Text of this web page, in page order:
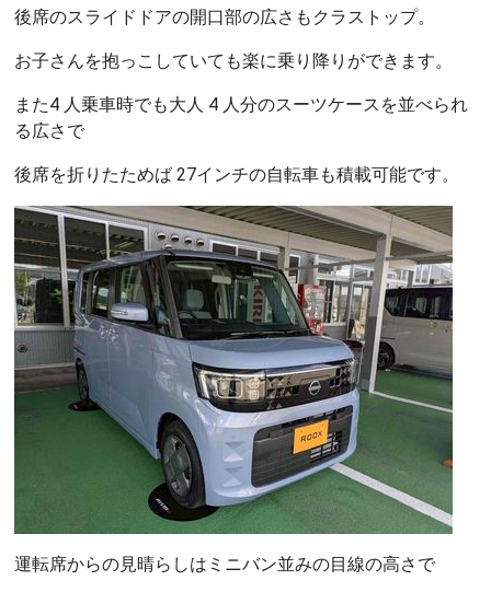
後席のスライドドアの開口部の広さもクラストップ。
お子さんを抱っこしていても楽に乗り降りができます。
また4 人乗車時でも大人 4 人分のスーツケースを並べられ
る広さで
後席を折りたためば 27インチの自転車も積載可能です。
運転席からの見晴らしはミニバン並みの目線の高さで